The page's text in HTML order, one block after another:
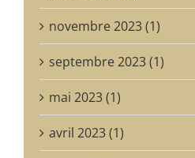
novembre 2023 (1)
septembre 2023 (1)
mai 2023 (1)
avril 2023 (1)